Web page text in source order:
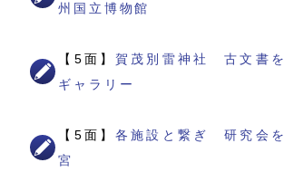
州国立博物館
【5面】賀茂別雷神社 古文書
ギャラリー
【5面】各施設と繋ぎ 研究会
宮